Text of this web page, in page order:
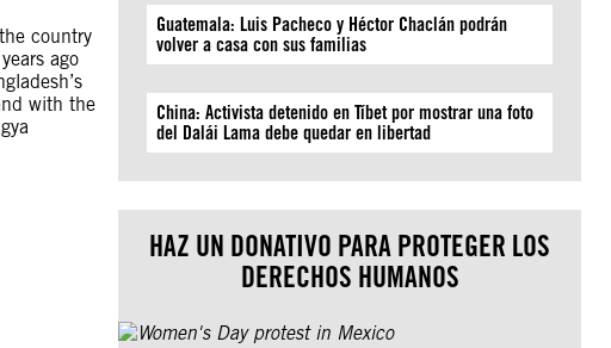
country
ago
with the
Guatemala: Luis Pacheco y Héctor Chaclán podrán
volver a casa con sus familias
China: Activista detenido en Tíbet por mostrar una foto
del Dalái Lama debe quedar en libertad
HAZ UN DONATIVO PARA PROTEGER LOS
DERECHOS HUMANOS